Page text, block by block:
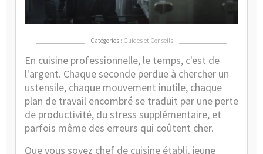
Catégories : Guides et Conseils
En cuisine professionnelle, le temps, c'est de
l'argent. Chaque seconde perdue à chercher un
ustensile, chaque mouvement inutile, chaque
plan de travail encombré se traduit par une perte
de productivité, du stress supplémentaire, et
parfois même des erreurs qui coûtent cher.
Que vous soyez chef de cuisine établi, jeune